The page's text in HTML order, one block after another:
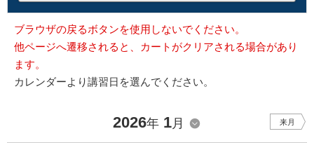
ブラウザの戻るボタンを使用しないでください。
他ページへ遷移されると、カートがクリアされる場合があり
ます。
カレンダーより講習日を選んでください。
2026年 1月 来月